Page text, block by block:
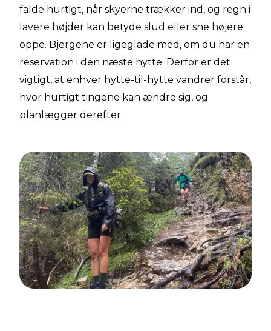
falde hurtigt, når skyerne trækker ind, og regn i
lavere højder kan betyde slud eller sne højere
oppe. Bjergene er ligeglade med, om du har en
reservation i den næste hytte. Derfor er det
vigtigt, at enhver hytte-til-hytte vandrer forstår,
hvor hurtigt tingene kan ændre sig, og
planlægger derefter.